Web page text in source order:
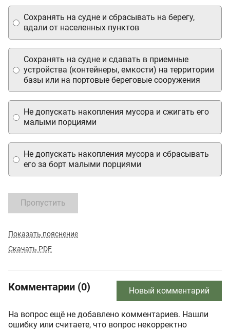
Сохранять на судне и сдавать в приемные
устройства (контейнеры, емкости) на территории
базы или на портовые береговые сооружения
Не допускать накопления мусора и сжигать его
малыми порциями
Не допускать накопления мусора и сбрасывать
его за борт малыми порциями
Сохранять на судне и сбрасывать на берегу,
вдали от населенных пунктов
Пропустить
Показать пояснение
Скачать PDF
Комментарии (0) Новый комментарий
На вопрос ещё не добавлено комментариев. Нашли
ошибку или считаете, что вопрос некорректно